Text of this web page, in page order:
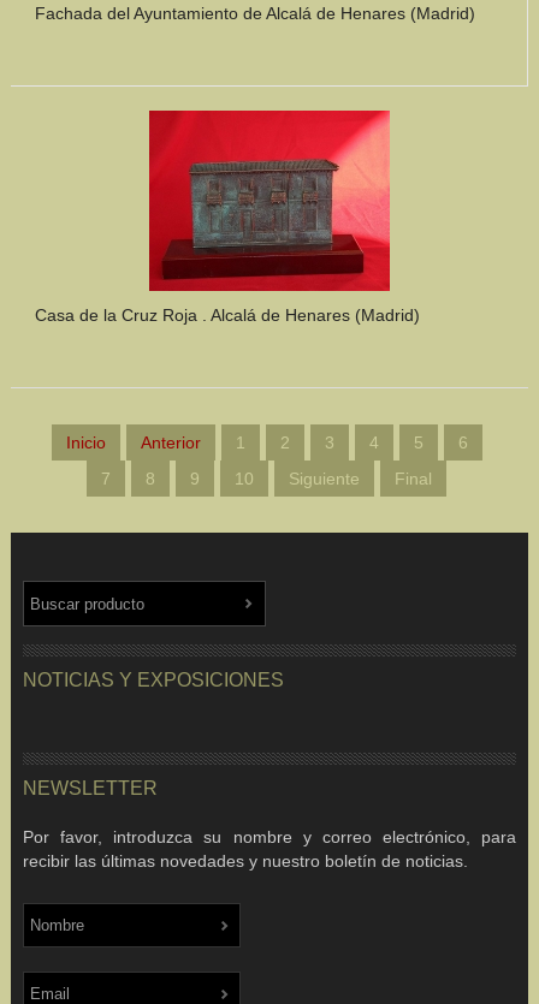
Fachada del Ayuntamiento de Alcalá de Henares (Madrid)
Casa de la Cruz Roja . Alcalá de Henares (Madrid)
Inicio Anterior 1 2 3 4 5
6
7
8 9 10 Siguiente Final
NOTICIAS Y EXPOSICIONES
NEWSLETTER
Por favor, introduzca su nombre y correo electrónico, para
recibir las últimas novedades y nuestro boletín de noticias.